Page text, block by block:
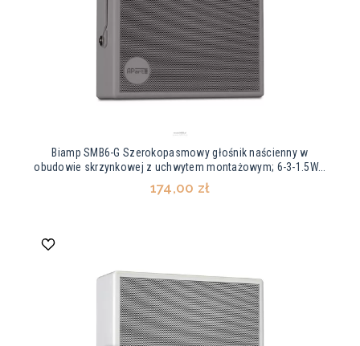
Biamp SMB6-G Szerokopasmowy głośnik naścienny w
obudowie skrzynkowej z uchwytem montażowym; 6-3-1.5W...
174,00 zł